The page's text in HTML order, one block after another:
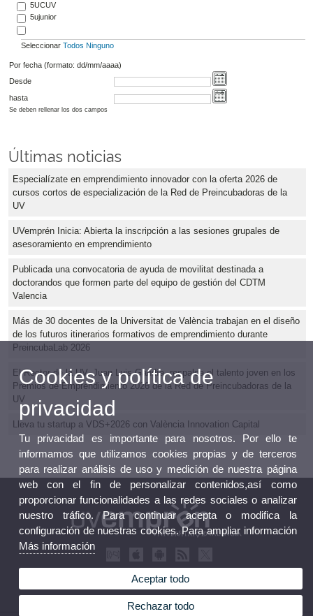
5UCUV
5ujunior
Seleccionar Todos Ninguno
Por fecha (formato: dd/mm/aaaa)
Desde
hasta
Se deben rellenar los dos campos
Últimas noticias
Especialízate en emprendimiento innovador con la oferta 2026 de
cursos cortos de especialización de la Red de Preincubadoras de la
UV
UVemprén Inicia: Abierta la inscripción a las sesiones grupales de
asesoramiento en emprendimiento
Publicada una convocatoria de ayuda de movilitat destinada a
doctorandos que formen parte del equipo de gestión del CDTM
Valencia
Más de 30 docentes de la Universitat de València trabajan en el diseño
de los futuros itinerarios formativos de emprendimiento durante
PreincubaLab 2026
El Rector de la UV, Juan Luis Gandía, respalda el talento joven en los
Premios de Emprendimiento 2026 de la Red de Preincubadoras de la
UV
Lleva tu startup a VDS+2026 con València Innovation Capital
Cookies y política de
privacidad
Tu privacidad es importante para nosotros. Por ello te
informamos que utilizamos cookies propias y de terceros
para realizar análisis de uso y medición de nuestra página
web con el fin de personalizar contenidos,así como
proporcionar funcionalidades a las redes sociales o analizar
nuestro tráfico. Para continuar acepta o modifica la
configuración de nuestras cookies. Para ampliar información
Más información
Aceptar todo
Rechazar todo